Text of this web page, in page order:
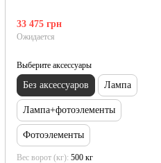
33 475 грн
Ожидается
Выберите аксессуары
Без аксессуаров Лампа
Лампа+фотоэлементы
Фотоэлементы
Вес ворот (кг) 500 кг